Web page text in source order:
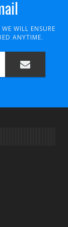
WILL ENSURE
ANYTIME.